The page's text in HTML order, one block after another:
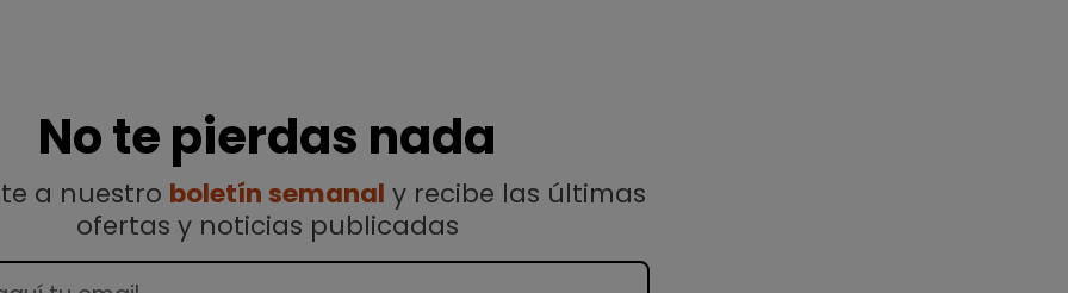
No te pierdas nada
a nuestro boletín semanal y recibe las últimas
ofertas y noticias publicadas